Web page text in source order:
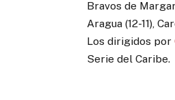
Bravos de
Aragua (12-11),
Los dirigidos por
Serie del Caribe.